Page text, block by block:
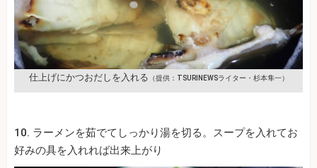
仕上げにかつおだしを入れる （提供：TSURINEWSライター・杉本隼一）
10. ラーメンを茹でてしっかり湯を切る。スープを入れてお
好みの具を入れれば出来上がり